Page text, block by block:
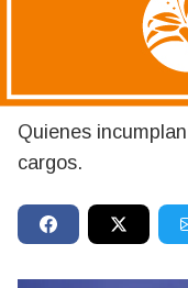
Kicillof
ministros
viajar al
Quienes
cargos.